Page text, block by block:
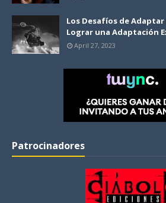
Los Desafíos de Adaptar
Lograr una Adaptación
April 27, 2023
Patrocinadores